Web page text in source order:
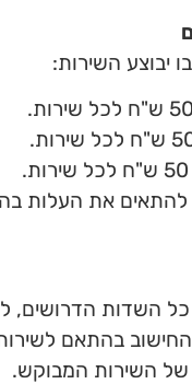
יבוצע השירות:
את העלות
השדות הדרושים,
בהתאם לשירות
השירות המבוקש.